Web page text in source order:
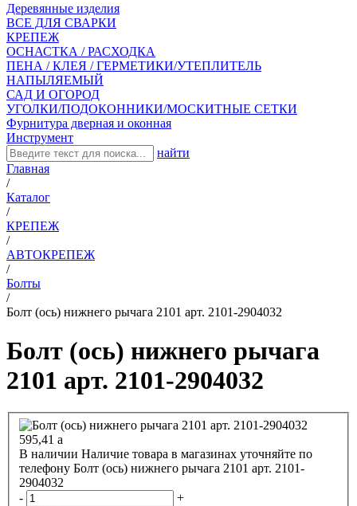
Деревянные изделия
ВСЕ ДЛЯ СВАРКИ
КРЕПЕЖ
ОСНАСТКА / РАСХОДКА
ПЕНА / КЛЕЯ / ГЕРМЕТИКИ/УТЕПЛИТЕЛЬ
НАПЫЛЯЕМЫЙ
САД И ОГОРОД
УГОЛКИ/ПОДОКОННИКИ/МОСКИТНЫЕ СЕТКИ
Фурнитура дверная и оконная
Инструмент
найти
Главная
/
Каталог
/
КРЕПЕЖ
/
АВТОКРЕПЕЖ
/
Болты
/
Болт (ось) нижнего рычага 2101 арт. 2101-2904032
Болт (ось) нижнего рычага
2101 арт. 2101-2904032
595,41 a
В наличии Наличие товара в магазинах уточняйте по
телефону Болт (ось) нижнего рычага 2101 арт. 2101-
2904032
-
+